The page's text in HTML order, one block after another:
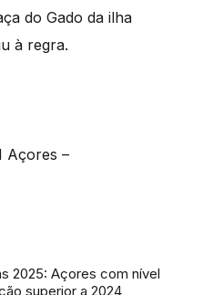
do Gado da ilha
à regra.
Açores –
2025: Açores com nível
superior a 2024